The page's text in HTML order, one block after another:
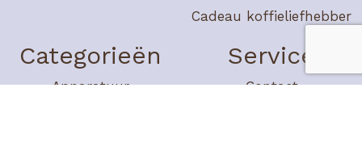
Cadeau koffieliefhebber
Categorieën
Apparatuur
Service
Contact